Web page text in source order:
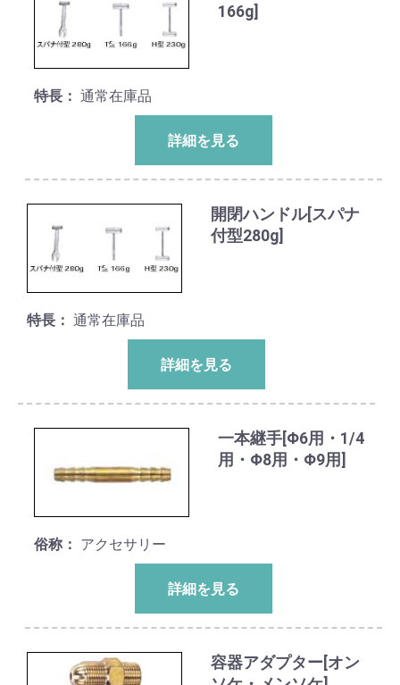
166g]
特長： 通常在庫品
詳細を見る
開閉ハンドル[スパナ
付型280g]
特長： 通常在庫品
詳細を見る
一本継手[Φ6用・1/4
用・Φ8用・Φ9用]
俗称： アクセサリー
詳細を見る
容器アダプター[オン